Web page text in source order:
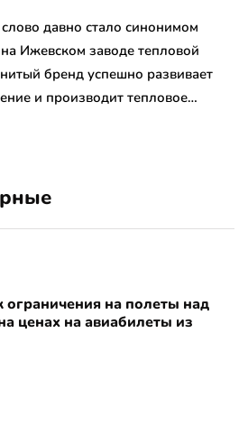
давно стало синонимом
Ижевском заводе тепловой
бренд успешно развивает
и производит тепловое…
ограничения на полеты над
ценах на авиабилеты из